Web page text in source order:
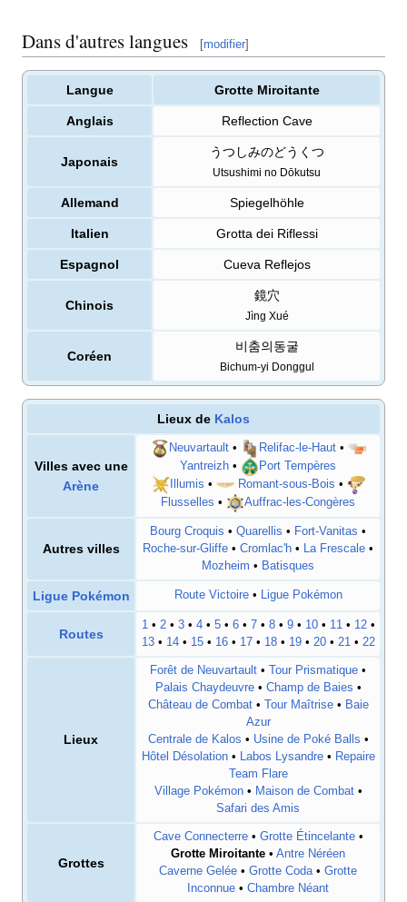
Dans d'autres langues [modifier]
Langue Grotte Miroitante
Anglais Reflection Cave
Japonais
うつしみのどうくつ
Utsushimi no Dōkutsu
Allemand Spiegelhöhle
Italien Grotta dei Riflessi
Espagnol Cueva Reflejos
Chinois
鏡穴
Jìng Xué
Coréen
비춤의동굴
Bichum-yi Donggul
Lieux de Kalos
Villes avec une
Arène
Neuvartault• Relifac-le-Haut•
Yantreizh •
Port Tempères
Illumis • Romant-sous-Bois •
Flusselles • Auffrac-les-Congères
Autres villes
Bourg Croquis • Quarellis • Fort-Vanitas •
Roche-sur-Gliffe • Cromlac'h • La Frescale •
Mozheim • Batisques
Ligue Pokémon Route Victoire• Ligue Pokémon
Routes
1• 2• 3• 4• 5• 6• 7• 8• 9• 10• 11• 12•
13• 14• 15• 16• 17• 18• 19• 20• 21• 22
Lieux
Forêt de Neuvartault • Tour Prismatique •
Palais Chaydeuvre• Champ de Baies •
Château de Combat• Tour Maîtrise• Baie
Azur
Centrale de Kalos • Usine de Poké Balls •
Hôtel Désolation• Labos Lysandre• Repaire
Team Flare
Village Pokémon• Maison de Combat•
Safari des Amis
Grottes
Cave Connecterre• Grotte Étincelante•
Grotte Miroitante • Antre Néréen
Caverne Gelée • Grotte Coda• Grotte
Inconnue • Chambre Néant